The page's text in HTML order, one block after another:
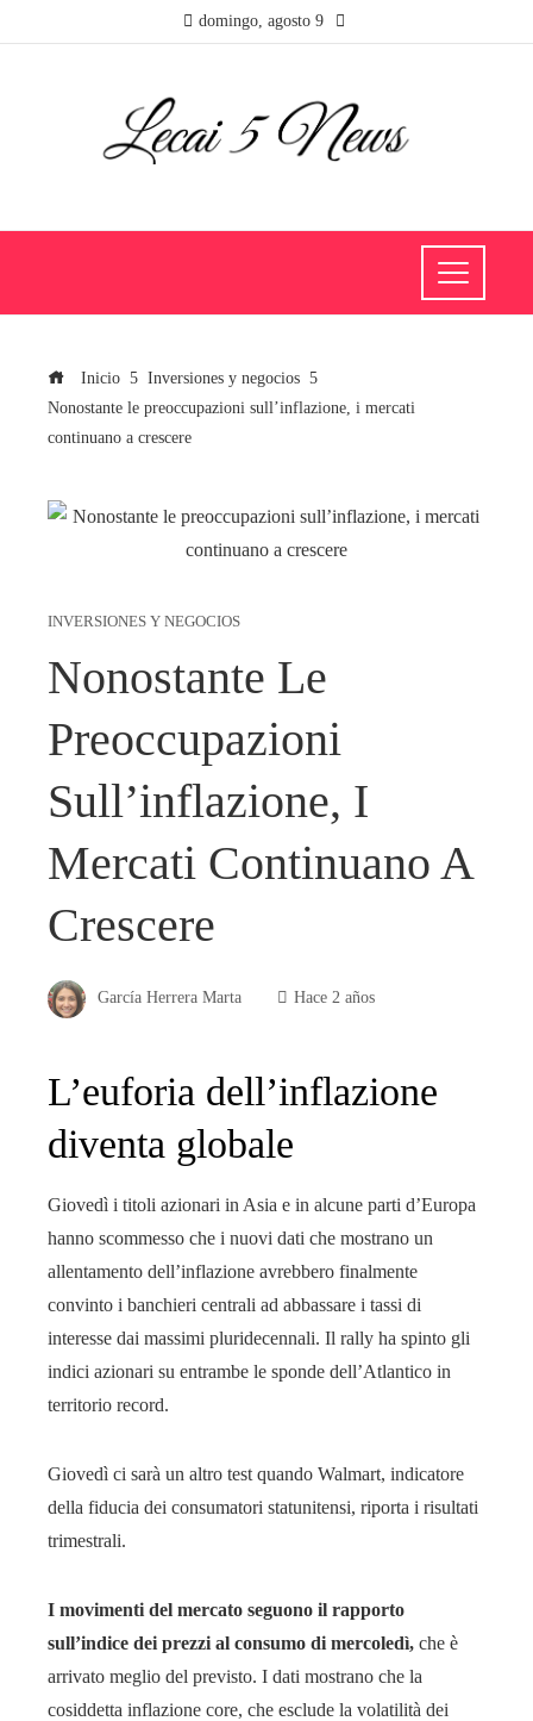
domingo, agosto 9
Inicio
Inversiones y negocios
Nonostante le preoccupazioni sull’inflazione, i mercati
continuano a crescere
INVERSIONES Y NEGOCIOS
Nonostante Le
Preoccupazioni
Sull’inflazione, I
Mercati Continuano A
Crescere
García Herrera Marta Hace 2 años
L’euforia dell’inflazione
diventa globale
Giovedì i titoli azionari in Asia e in alcune parti d’Europa
hanno scommesso che i nuovi dati che mostrano un
allentamento dell’inflazione avrebbero finalmente
convinto i banchieri centrali ad abbassare i tassi di
interesse dai massimi pluridecennali. Il rally ha spinto gli
indici azionari su entrambe le sponde dell’Atlantico in
territorio record.
Giovedì ci sarà un altro test quando Walmart, indicatore
della fiducia dei consumatori statunitensi, riporta i risultati
trimestrali.
I movimenti del mercato seguono il rapporto
sull’indice dei prezzi al consumo di mercoledì, che è
arrivato meglio del previsto. I dati mostrano che la
cosiddetta inflazione core, che esclude la volatilità dei